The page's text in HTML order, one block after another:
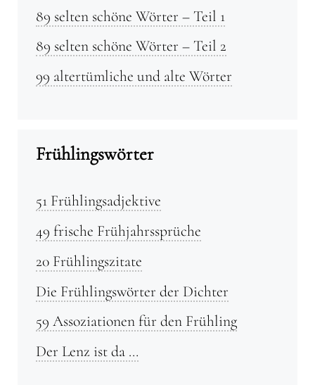
89 selten schöne Wörter – Teil 1
89 selten schöne Wörter – Teil 2
99 altertümliche und alte Wörter
Frühlingswörter
51 Frühlingsadjektive
49 frische Frühjahrssprüche
20 Frühlingszitate
Die Frühlingswörter der Dichter
59 Assoziationen für den Frühling
Der Lenz ist da …